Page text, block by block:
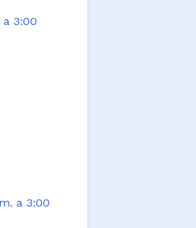
3:00
a 3:00